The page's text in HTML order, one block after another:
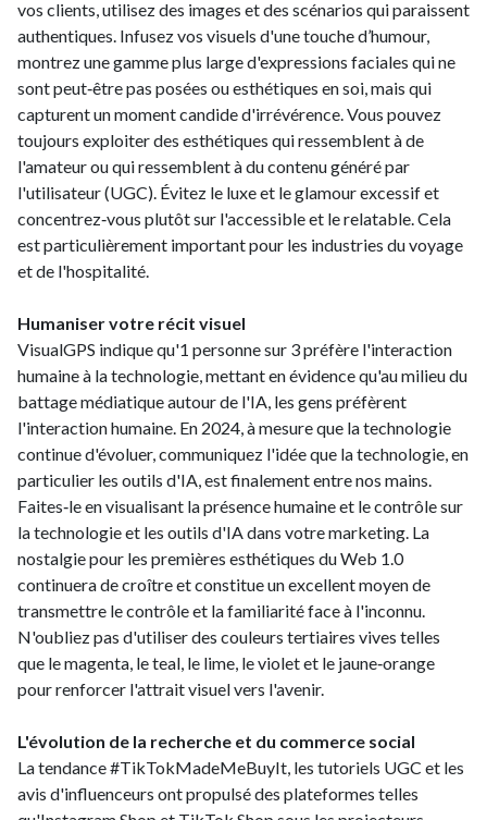
vos clients, utilisez des images et des scénarios qui paraissent
authentiques. Infusez vos visuels d'une touche d’humour,
montrez une gamme plus large d'expressions faciales qui ne
sont peut‑être pas posées ou esthétiques en soi, mais qui
capturent un moment candide d'irrévérence. Vous pouvez
toujours exploiter des esthétiques qui ressemblent à de
l'amateur ou qui ressemblent à du contenu généré par
l'utilisateur (UGC). Évitez le luxe et le glamour excessif et
concentrez‑vous plutôt sur l'accessible et le relatable. Cela
est particulièrement important pour les industries du voyage
et de l'hospitalité.
Humaniser votre récit visuel
VisualGPS indique qu'1 personne sur 3 préfère l'interaction
humaine à la technologie, mettant en évidence qu'au milieu du
battage médiatique autour de l'IA, les gens préfèrent
l'interaction humaine. En 2024, à mesure que la technologie
continue d'évoluer, communiquez l'idée que la technologie, en
particulier les outils d'IA, est finalement entre nos mains.
Faites‑le en visualisant la présence humaine et le contrôle sur
la technologie et les outils d'IA dans votre marketing. La
nostalgie pour les premières esthétiques du Web 1.0
continuera de croître et constitue un excellent moyen de
transmettre le contrôle et la familiarité face à l'inconnu.
N'oubliez pas d'utiliser des couleurs tertiaires vives telles
que le magenta, le teal, le lime, le violet et le jaune‑orange
pour renforcer l'attrait visuel vers l'avenir.
L'évolution de la recherche et du commerce social
La tendance #TikTokMadeMeBuyIt, les tutoriels UGC et les
avis d'influenceurs ont propulsé des plateformes telles